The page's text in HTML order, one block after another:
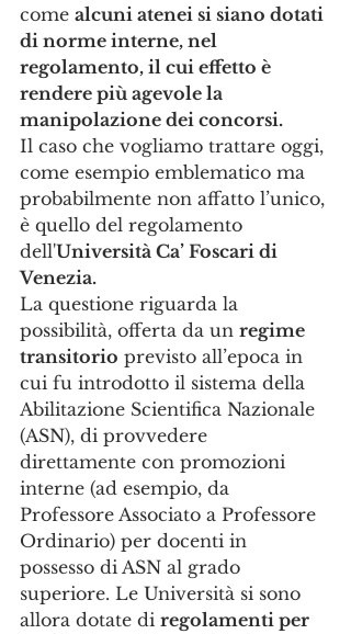
come alcuni atenei si siano dotati
di norme interne, nel
regolamento, il cui effetto è
rendere più agevole la
manipolazione dei concorsi.
Il caso che vogliamo trattare oggi,
come esempio emblematico ma
probabilmente non affatto l’unico,
è quello del regolamento
dell'Università Ca’ Foscari di
Venezia.
La questione riguarda la
possibilità, offerta da un regime
transitorio previsto all’epoca in
cui fu introdotto il sistema della
Abilitazione Scientifica Nazionale
(ASN), di provvedere
direttamente con promozioni
interne (ad esempio, da
Professore Associato a Professore
Ordinario) per docenti in
possesso di ASN al grado
superiore. Le Università si sono
allora dotate di regolamenti per